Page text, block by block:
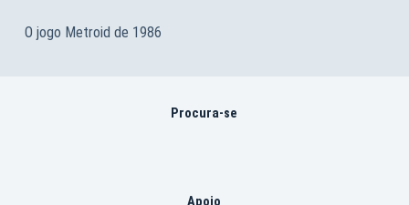
O jogo Metroid de 1986
Procura-se